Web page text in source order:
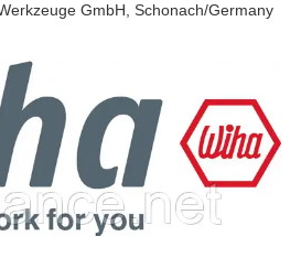
GmbH, Schonach/Germany